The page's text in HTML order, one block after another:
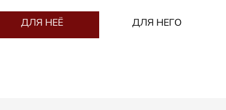
ДЛЯ НЕЁ ДЛЯ НЕГО